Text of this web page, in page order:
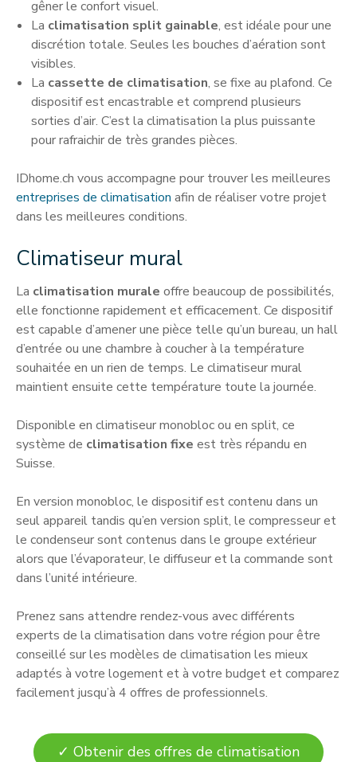
gêner le confort visuel.
La climatisation split gainable, est idéale pour une
discrétion totale. Seules les bouches d’aération sont
visibles.
La cassette de climatisation, se fixe au plafond. Ce
dispositif est encastrable et comprend plusieurs
sorties d’air. C’est la climatisation la plus puissante
pour rafraichir de très grandes pièces.
IDhome.ch vous accompagne pour trouver les meilleures
entreprises de climatisation afin de réaliser votre projet
dans les meilleures conditions.
Climatiseur mural
La climatisation murale offre beaucoup de possibilités,
elle fonctionne rapidement et efficacement. Ce dispositif
est capable d’amener une pièce telle qu’un bureau, un hall
d’entrée ou une chambre à coucher à la température
souhaitée en un rien de temps. Le climatiseur mural
maintient ensuite cette température toute la journée.
Disponible en climatiseur monobloc ou en split, ce
système de climatisation fixe est très répandu en
Suisse.
En version monobloc, le dispositif est contenu dans un
seul appareil tandis qu’en version split, le compresseur et
le condenseur sont contenus dans le groupe extérieur
alors que l’évaporateur, le diffuseur et la commande sont
dans l’unité intérieure.
Prenez sans attendre rendez-vous avec différents
experts de la climatisation dans votre région pour être
conseillé sur les modèles de climatisation les mieux
adaptés à votre logement et à votre budget et comparez
facilement jusqu’à 4 offres de professionnels.
✓ Obtenir des offres de climatisation